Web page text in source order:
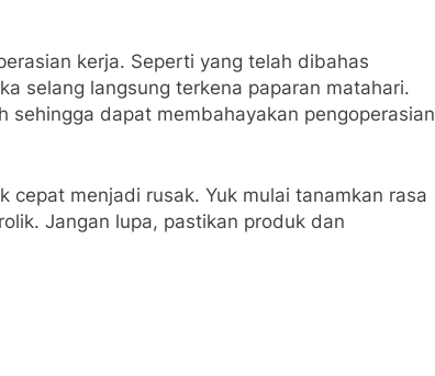
kerja. Seperti yang telah dibahas
selang langsung terkena paparan matahari.
dapat membahayakan pengoperasian
menjadi rusak. Yuk mulai tanamkan rasa
Jangan lupa, pastikan produk dan